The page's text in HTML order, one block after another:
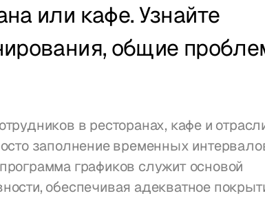
или кафе. Узнайте
общие
в ресторанах, кафе и
заполнение временных
графиков служит основой
обеспечивая адекватное